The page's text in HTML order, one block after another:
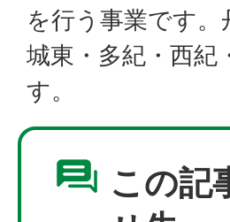
を行う事業です
城東・多紀・西紀
す。
この記